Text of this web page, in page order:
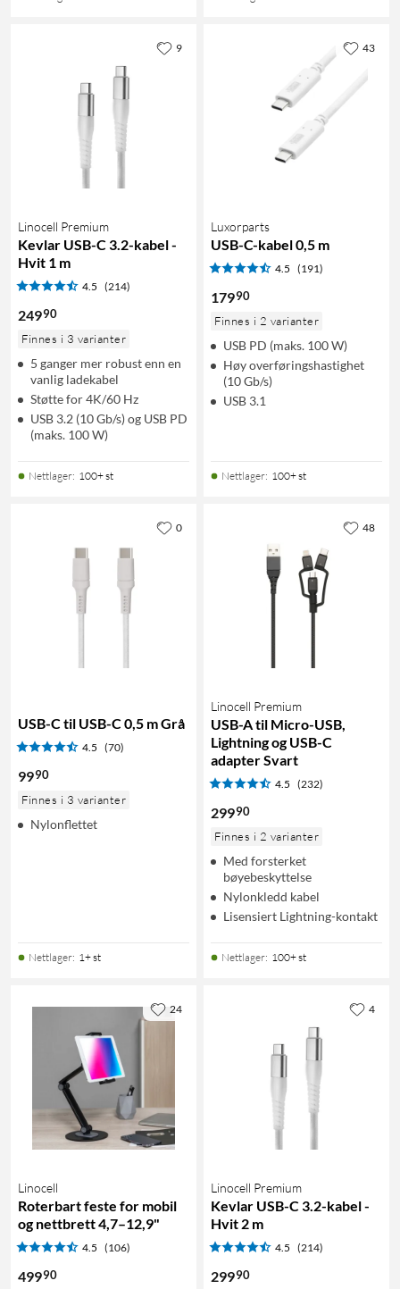
Linocell Premium
Kevlar USB-C 3.2-kabel -
Hvit 1 m
4.5 (214)
24990
Finnes i 3 varianter
5 ganger mer robust enn en
vanlig ladekabel
Støtte for 4K/60 Hz
USB 3.2 (10 Gb/s) og USB PD
(maks. 100 W)
Nettlager: 100+ st
9
Luxorparts
USB-C-kabel 0,5 m
4.5 (191)
17990
Finnes i 2 varianter
USB PD (maks. 100 W)
Høy overføringshastighet
(10 Gb/s)
USB 3.1
Nettlager: 100+ st
43
USB-C til USB-C 0,5 m Grå
4.5 (70)
9990
Finnes i 3 varianter
Nylonflettet
Nettlager: 1+ st
0
Linocell Premium
USB-A til Micro-USB,
Lightning og USB-C
adapter Svart
4.5 (232)
29990
Finnes i 2 varianter
Med forsterket
bøyebeskyttelse
Nylonkledd kabel
Lisensiert Lightning-kontakt
Nettlager: 100+ st
48
Linocell
Roterbart feste for mobil
og nettbrett 4,7–12,9"
4.5 (106)
49990
24
Linocell Premium
Kevlar USB-C 3.2-kabel -
Hvit 2 m
4.5 (214)
29990
4